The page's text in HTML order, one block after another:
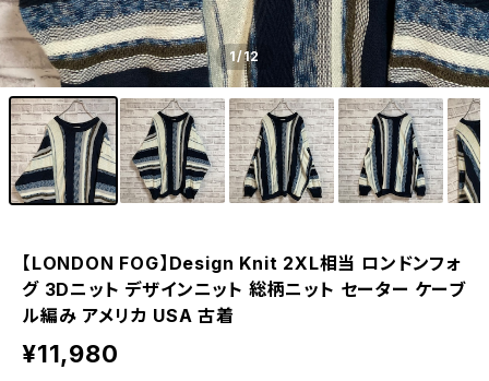
1/12
【LONDON FOG】Design Knit 2XL相当 ロンドンフォ
グ 3Dニット デザインニット 総柄ニット セーター ケーブ
ル編み アメリカ USA 古着
¥11,980